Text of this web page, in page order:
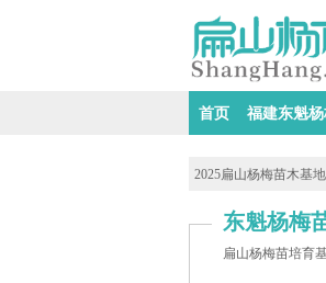
首页 福建东魁
2025扁山杨梅苗木基地
东魁杨梅
扁山杨梅苗培育